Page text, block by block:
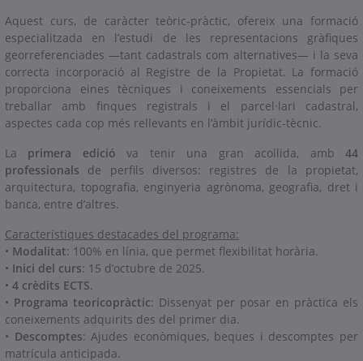
Aquest curs, de caràcter teòric-pràctic, ofereix una formació
especialitzada en l’estudi de les representacions gràfiques
georreferenciades —tant cadastrals com alternatives— i la seva
correcta incorporació al Registre de la Propietat. La formació
proporciona eines tècniques i coneixements essencials per
treballar amb finques registrals i el parcel·lari cadastral,
aspectes cada cop més rellevants en l’àmbit jurídic-tècnic.
La primera edició va tenir una gran acollida, amb44
professionals de perfils diversos: registres de la propietat,
arquitectura, topografia, enginyeria agrònoma, geografia, dret i
banca, entre d’altres.
Característiques destacades del programa:
• Modalitat: 100% en línia, que permet flexibilitat horària.
• Inici del curs: 15 d’octubre de 2025.
• 4 crèdits ECTS.
• Programa teoricopràctic: Dissenyat per posar en pràctica els
coneixements adquirits des del primer dia.
• Descomptes: Ajudes econòmiques, beques i descomptes per
matrícula anticipada.